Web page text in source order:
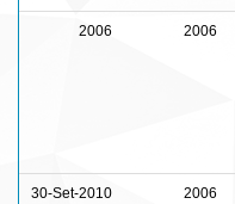
2006 2006
30-Set-2010 2006